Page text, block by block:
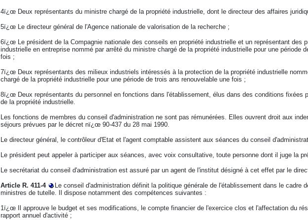
4ï¿œ Deux représentants du ministre chargé de la propriété industrielle, dont le directeur des affaires
5ï¿œ Le directeur général de l'Agence nationale de valorisation de la recherche ;
6ï¿œ Le président de la Compagnie nationale des conseils en propriété industrielle et un représentant des
industrielle en entreprise nommé par arrêté du ministre chargé de la propriété industrielle pour une période
fois ;
7ï¿œ Deux représentants des milieux industriels intéressés à la protection de la propriété industrielle
chargé de la propriété industrielle pour une période de trois ans renouvelable une fois ;
8ï¿œ Deux représentants du personnel en fonctions dans l'établissement, élus dans des conditions fixées
de la propriété industrielle.
Les fonctions de membres du conseil d'administration ne sont pas rémunérées. Elles ouvrent droit aux
séjours prévues par le décret nï¿œ 90-437 du 28 mai 1990.
Le directeur général, le contrôleur d'Etat et l'agent comptable assistent aux séances du conseil
Le président peut appeler à participer aux séances, avec voix consultative, toute personne dont il juge la
Le secrétariat du conseil d'administration est assuré par un agent de l'institut désigné à cet effet par le
Article R. 411-4
Le conseil d'administration définit la politique générale de l'établissement dans le cadre
ministres de tutelle. Il dispose notamment des compétences suivantes :
1ï¿œ Il approuve le budget et ses modifications, le compte financier de l'exercice clos et l'affectation du
rapport annuel d'activité ;